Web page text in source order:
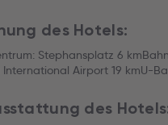
des Hotels:
Stephansplatz 6
Airport 19 kmU-
des